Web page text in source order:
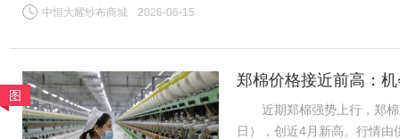
中恒大耀纱布商城 2026-06-15
图
郑棉价格接近前高：
近期郑棉强势上行，郑棉
日），创近4月新高。行情